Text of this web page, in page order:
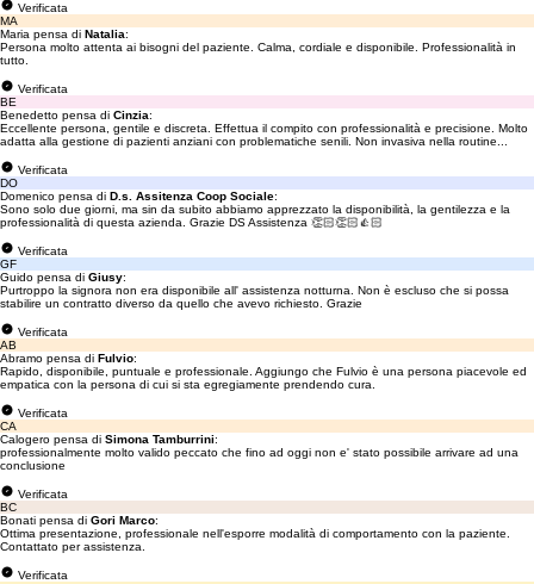
Verificata
MA
Maria pensa di Natalia:
Persona molto attenta ai bisogni del paziente. Calma, cordiale e disponibile. Professionalità in
tutto.
Verificata
BE
Benedetto pensa di Cinzia:
Eccellente persona, gentile e discreta. Effettua il compito con professionalità e precisione. Molto
adatta alla gestione di pazienti anziani con problematiche senili. Non invasiva nella routine...
Verificata
DO
Domenico pensa di D.s. Assitenza Coop Sociale:
Sono solo due giorni, ma sin da subito abbiamo apprezzato la disponibilità, la gentilezza e la
professionalità di questa azienda. Grazie DS Assistenza 👏🏻👏🏻👍🏻
Verificata
GF
Guido pensa di Giusy:
Purtroppo la signora non era disponibile all' assistenza notturna. Non è escluso che si possa
stabilire un contratto diverso da quello che avevo richiesto. Grazie
Verificata
AB
Abramo pensa di Fulvio:
Rapido, disponibile, puntuale e professionale. Aggiungo che Fulvio è una persona piacevole ed
empatica con la persona di cui si sta egregiamente prendendo cura.
Verificata
CA
Calogero pensa di Simona Tamburrini:
professionalmente molto valido peccato che fino ad oggi non e' stato possibile arrivare ad una
conclusione
Verificata
BC
Bonati pensa di Gori Marco:
Ottima presentazione, professionale nell'esporre modalità di comportamento con la paziente.
Contattato per assistenza.
Verificata